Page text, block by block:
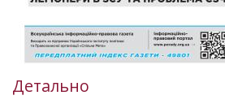
Детально